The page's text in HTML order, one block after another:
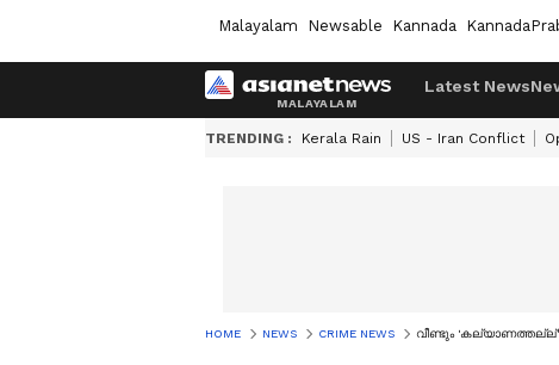
Malayalam Newsable Kannada
Latest News
TRENDING : Kerala Rain US - Iran Conflict
HOME NEWS CRIME NEWS വീണ്ടും 'കല്യാണത്തല്ല്';